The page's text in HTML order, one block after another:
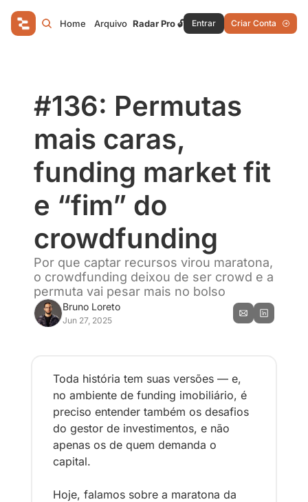
Home Arquivo Radar Pro 🔓 Entrar Criar Conta
#136: Permutas
mais caras,
funding market fit
e “fim” do
crowdfunding
Por que captar recursos virou maratona,
o crowdfunding deixou de ser crowd e a
permuta vai pesar mais no bolso
Bruno Loreto
Jun 27, 2025
Toda história tem suas versões — e,
no ambiente de funding imobiliário, é
preciso entender também os desafios
do gestor de investimentos, e não
apenas os de quem demanda o
capital.
Hoje, falamos sobre a maratona da